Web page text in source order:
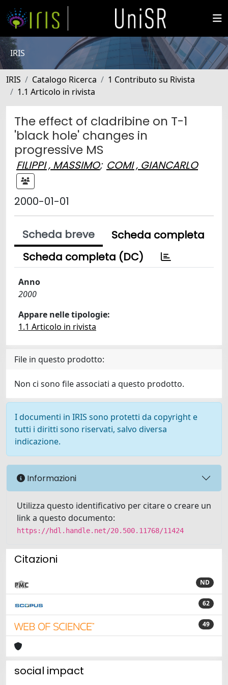
IRIS
IRIS Catalogo Ricerca
1 Contributo su Rivista
1.1 Articolo in rivista
The effect of cladribine on T-1
'black hole' changes in
progressive MS
FILIPPI , MASSIMO; COMI , GIANCARLO
2000-01-01
Scheda breve
Scheda completa
Scheda completa (DC)
Anno
2000
Appare nelle tipologie:
1.1 Articolo in rivista
File in questo prodotto:
Non ci sono file associati a questo prodotto.
I documenti in IRIS sono protetti da copyright e
tutti i diritti sono riservati, salvo diversa
indicazione.
Informazioni
Utilizza questo identificativo per citare o creare un
link a questo documento:
https://hdl.handle.net/20.500.11768/11424
Citazioni
ND
62
49
social impact